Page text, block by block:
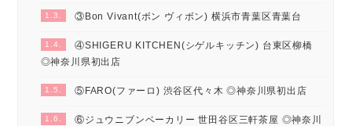
1.3. ③Bon Vivant(ボン ヴィボン) 横浜市青葉区青葉台
1.4.
④SHIGERU KITCHEN(シゲルキッチン) 台東区柳橋
◎神奈川県初出店
1.5. ⑤FARO(ファーロ) 渋谷区代々木 ◎神奈川県初出店
1.6.
⑥ジュウニブンベーカリー 世田谷区三軒茶屋 ◎神奈川